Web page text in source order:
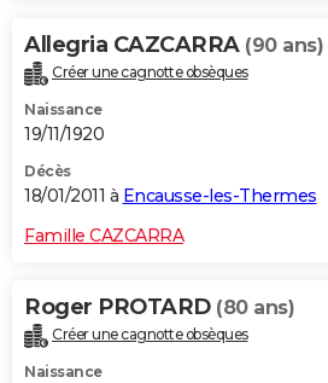
Allegria CAZCARRA (90 ans)
Créer une cagnotte obsèques
Naissance
19/11/1920
Décès
18/01/2011 à Encausse-les-Thermes
Famille CAZCARRA
Roger PROTARD (80 ans)
Créer une cagnotte obsèques
Naissance